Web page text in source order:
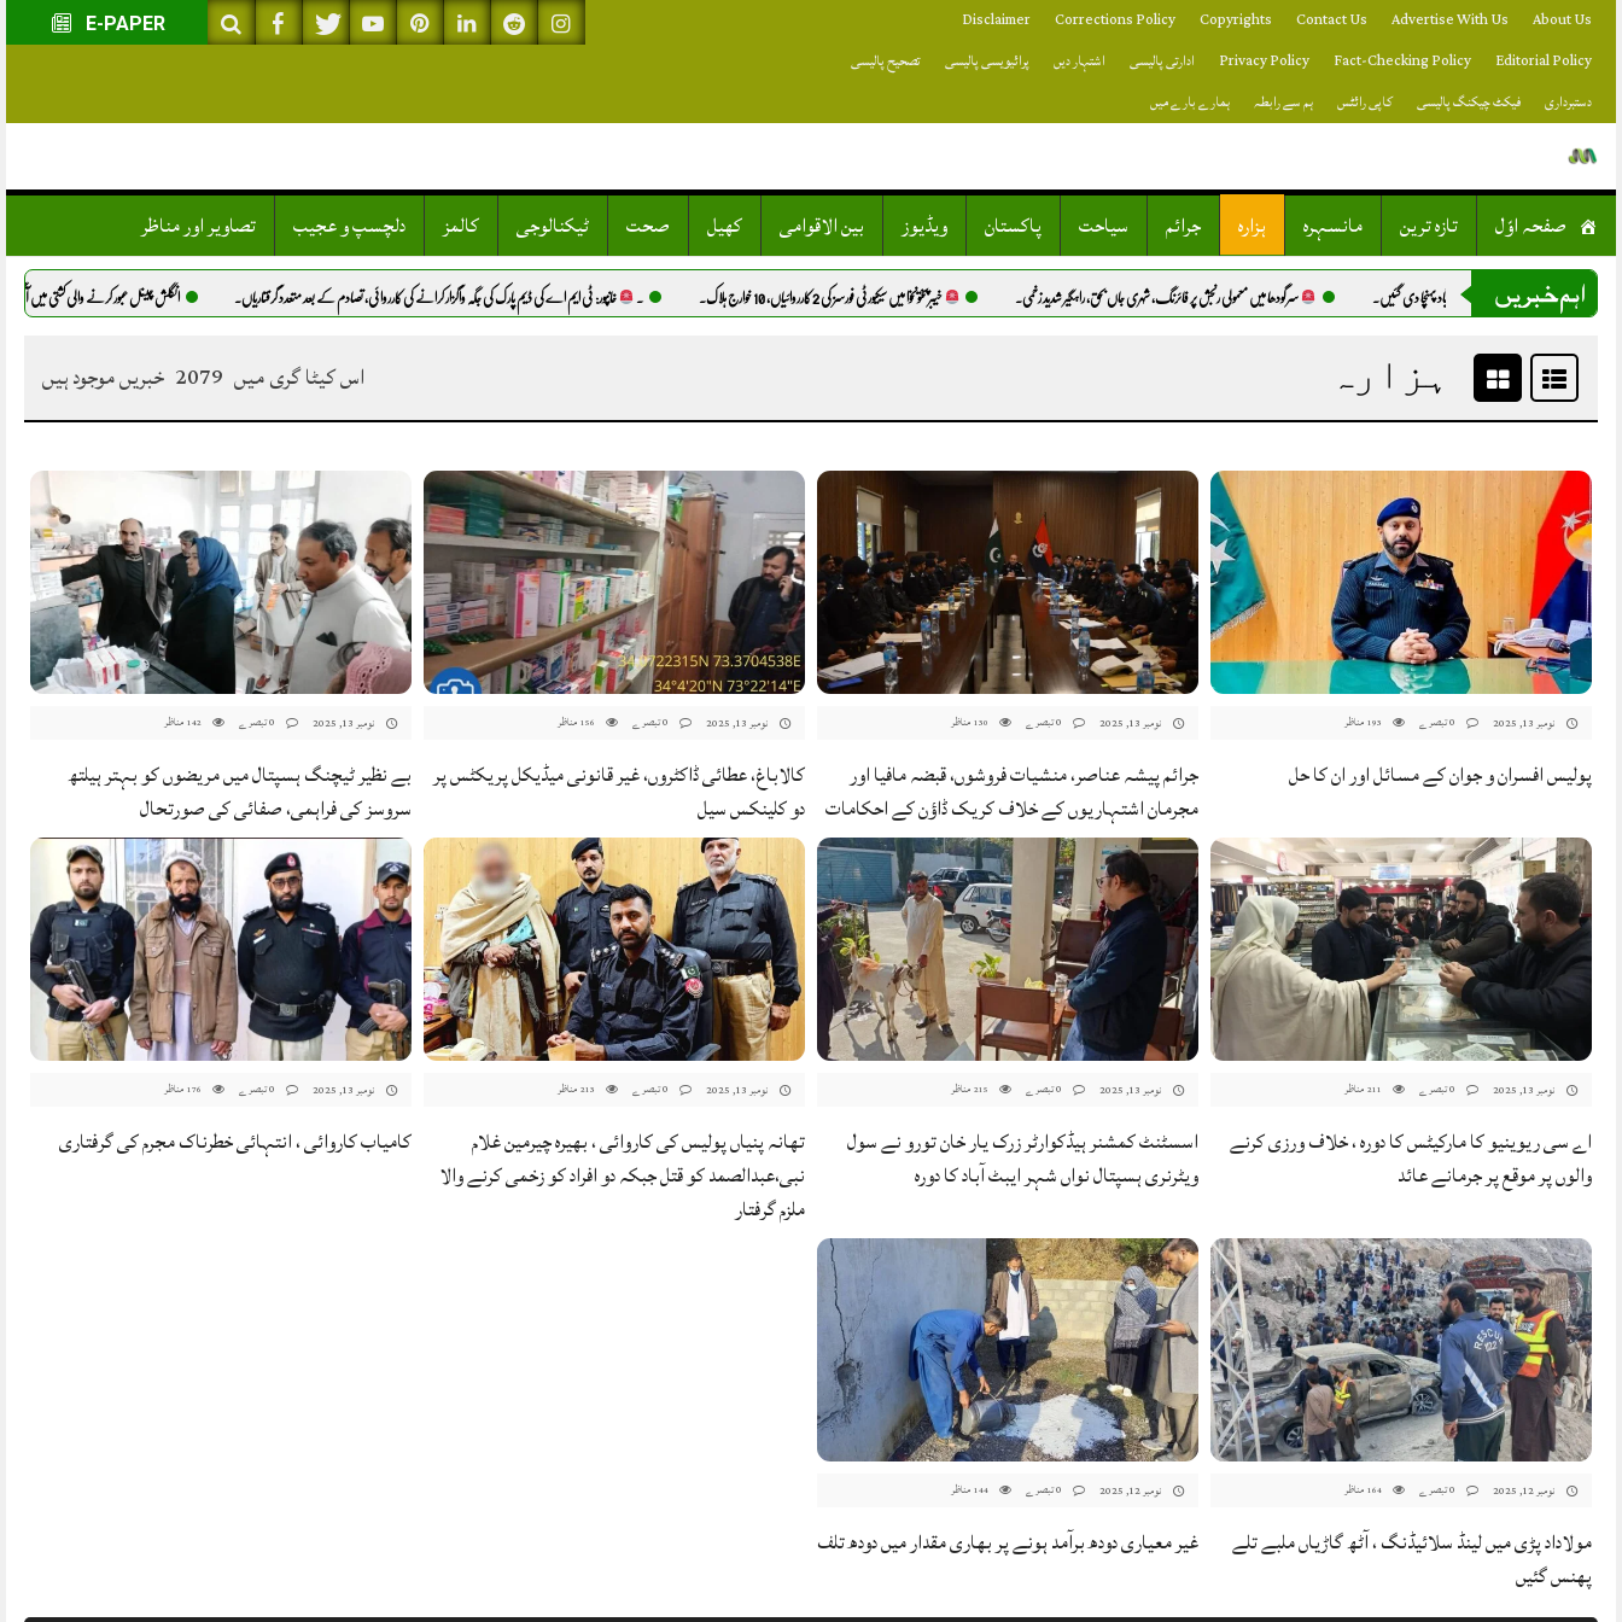
to
E-PAPER About Us
Advertise With Us
Contact Us
Copyrights
Corrections Policy
Disclaimer
Editorial Policy
Fact-Checking Policy
Privacy Policy ادارتی پالیسی اشتہار دیں پرائیویسی پالیسی
تصحیح پالیسی
دستبرداری
فیکٹ چیکنگ پالیسی کاپی رائٹس ہم سے رابطہ ہمارے بارے میں
صفحہ اوّل تازہ ترین مانسہرہ ہزارہ جرائم سیاحت پاکستان ویڈیوز بین الاقوامی کھیل صحت ٹیکنالوجی کالمز دلچسپ و عجیب تصاویر اور مناظر
اہم خبریں سرگودھا میں معمولی رنجش پر فائرنگ، شہری جاں بحق، راہگیر شدید زخمی. خیبرپختونخوا میں سیکیورٹی فورسز کی 2 کارروائیاں، 10 خوارج ہلاک. خانپور: ٹی ایم اے کی ڈیم پارک کی جگہ واگزار کرانے کی کارروائی، تصادم کے بعد متعدد گرفتاریاں. انگلش چینل عبور کرنے والی کشتی میں آگ، 173 تارکینِ وطن ریسکیو.
ہزارہ اس کیٹا گری میں 2079 خبریں موجود ہیں
نومبر 13, 2025 193 مناظر
پولیس افسران و جوان کے مسائل اور ان کا حل
نومبر 13, 2025 130 مناظر
جرائم پیشہ عناصر، منشیات فروشوں، قبضہ مافیا اور
مجرمان اشتہاریوں کے خلاف کریک ڈاؤن کے احکامات
نومبر 13, 2025 156 مناظر
کالاباغ، عطائی ڈاکٹروں، غیر قانونی میڈیکل پریکٹس پر
دو کلینکس سیل
نومبر 13, 2025 142 مناظر
بے نظیر ٹیچنگ ہسپتال میں مریضوں کو بہتر ہیلتھ
سروسز کی فراہمی، صفائی کی صورتحال
نومبر 13, 2025 211 مناظر
اے سی ریوینیو کا مارکیٹس کا دورہ ، خلاف ورزی کرنے
والوں پر موقع پر جرمانے عائد
نومبر 13, 2025 215 مناظر
اسسٹنٹ کمشنر ہیڈکوارٹر زرک یار خان تورو نے سول
ویٹرنری ہسپتال نواں شہر ایبٹ آباد کا دورہ
نومبر 13, 2025 213 مناظر
تھانہ پنیاں پولیس کی کاروائی ، بھیرہ چیرمین غلام
نبی،عبدالصمد کو قتل جبکہ دو افراد کو زخمی کرنے والا
ملزم گرفتار
نومبر 13, 2025 176 مناظر
کامیاب کاروائی ، انتہائی خطرناک مجرم کی گرفتاری
نومبر 12, 2025 164 مناظر
مولاداد پڑی میں لینڈ سلائیڈنگ ، آٹھ گاڑیاں ملبے تلے
پھنس گئیں
نومبر 12, 2025 144 مناظر
غیر معیاری دودھ برآمد ہونے پر بھاری مقدار میں دودھ تلف